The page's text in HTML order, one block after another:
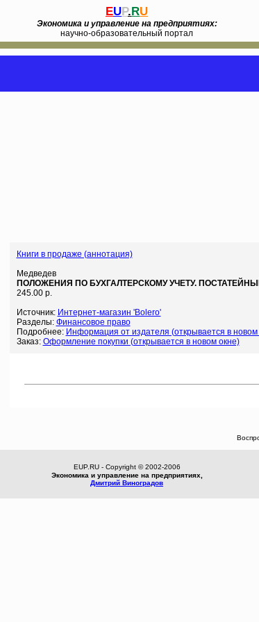
EUP.RU
Экономика и управление на предприятиях:
научно-образовательный портал
Книги в продаже (аннотация)
Медведев
ПОЛОЖЕНИЯ ПО БУХГАЛТЕРСКОМУ УЧЕТУ.
245.00 р.
Источник: Интернет-магазин 'Bolero'
Разделы: Финансовое право
Подробнее: Информация от издателя (открывается в новом
Заказ: Оформление покупки (открывается в новом окне)
EUP.RU - Copyright © 2002-2006
Экономика и управление на предприятиях,
Дмитрий Виноградов